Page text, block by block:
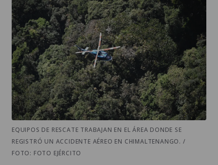
EQUIPOS DE RESCATE TRABAJAN EN EL ÁREA DONDE SE
REGISTRÓ UN ACCIDENTE AÉREO EN CHIMALTENANGO. /
FOTO: FOTO EJÉRCITO